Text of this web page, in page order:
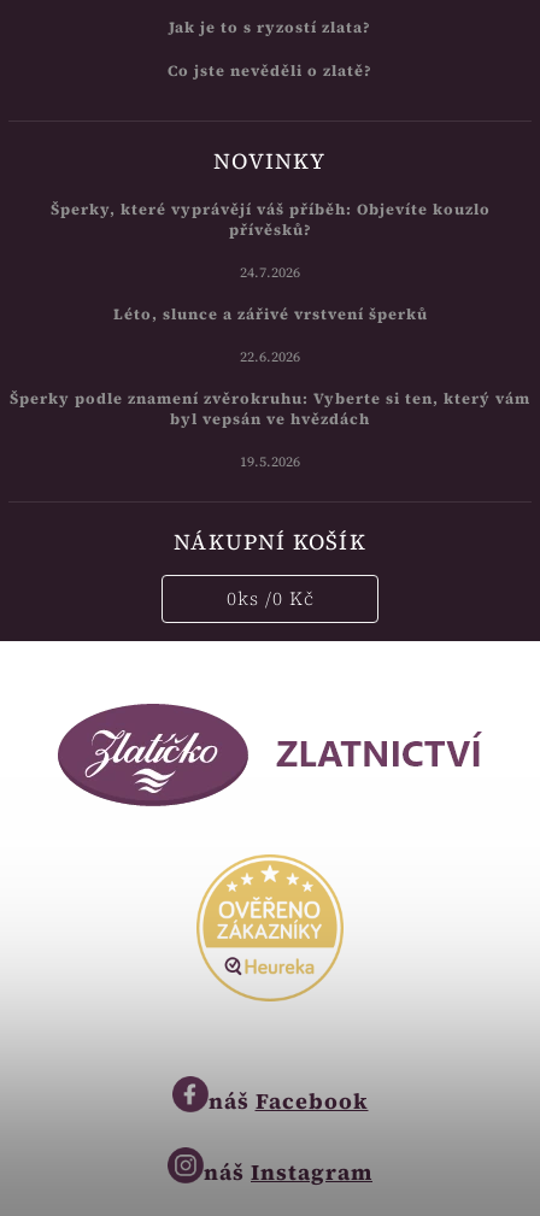
Jak je to s ryzostí zlata?
Co jste nevěděli o zlatě?
NOVINKY
Šperky, které vyprávějí váš příběh: Objevíte kouzlo
přívěsků?
24.7.2026
Léto, slunce a zářivé vrstvení šperků
22.6.2026
Šperky podle znamení zvěrokruhu: Vyberte si ten, který vám
byl vepsán ve hvězdách
19.5.2026
NÁKUPNÍ KOŠÍK
0ks /0 Kč
náš Facebook
náš Instagram